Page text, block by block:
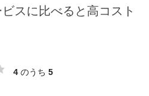
スに比べると高コスト
4 のうち 5